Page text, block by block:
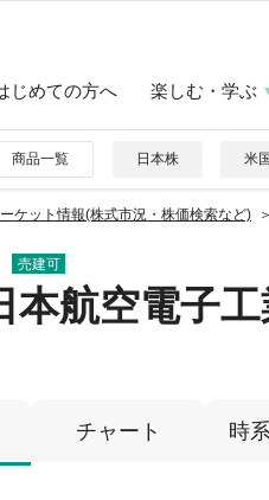
じめての方へ 楽しむ・学ぶ
商品一覧 日本株 米
ケット情報(株式市況・株価検索など)
売建可
本航空電子
チャート 時